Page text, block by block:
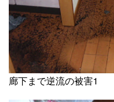
廊下まで逆流の被害1